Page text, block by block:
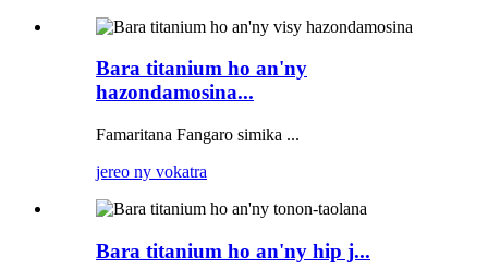
Bara titanium ho an'ny
hazondamosina...
Famaritana Fangaro simika ...
jereo ny vokatra
Bara titanium ho an'ny hip j...